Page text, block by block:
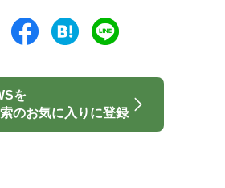
を
のお気に入りに登録